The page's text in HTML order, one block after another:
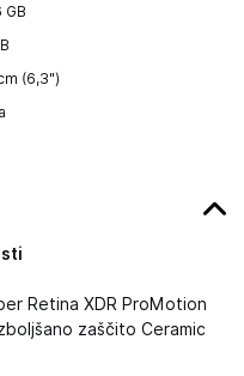
GB
(6,3")
Retina XDR ProMotion
zaščito Ceramic